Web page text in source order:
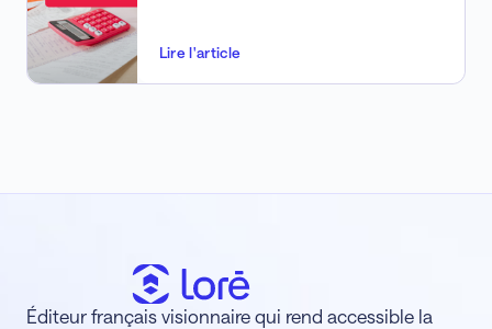
Lire l'article
Éditeur français visionnaire qui rend accessible la